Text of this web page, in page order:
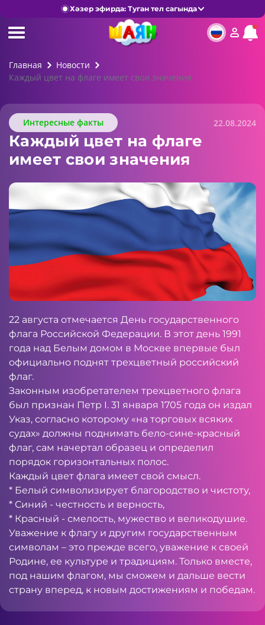
Хәзер эфирда: Туган тел сагында
Главная
Новости
Каждый цвет на флаге имеет свои значения
Интересные факты 22.08.2024
Каждый цвет на флаге
имеет свои значения
22 августа отмечается День государственного
флага Российской Федерации. В этот день 1991
года над Белым домом в Москве впервые был
официально поднят трехцветный российский
флаг.
Законным изобретателем трехцветного флага
был признан Петр I. 31 января 1705 года он издал
Указ, согласно которому «на торговых всяких
судах» должны поднимать бело-сине-красный
флаг, сам начертал образец и определил
порядок горизонтальных полос.
Каждый цвет флага имеет свой смысл.
* Белый символизирует благородство и чистоту,
* Синий - честность и верность,
* Красный - смелость, мужество и великодушие.
Уважение к флагу и другим государственным
символам – это прежде всего, уважение к своей
Родине, ее культуре и традициям. Только вместе,
под нашим флагом, мы сможем и дальше вести
страну вперед, к новым достижениям и победам.